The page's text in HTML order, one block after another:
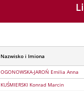
Nazwisko i Imiona
OGONOWSKA-JAROŃ Emilia Anna
KUŚMIERSKI Konrad Marcin